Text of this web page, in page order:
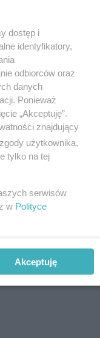
dostęp i
identyfikatory,
odbiorców oraz
danych
Ponieważ
„Akceptuję”.
znajdujący
użytkownika,
tylko na tej
serwisów
w Polityce
Akceptuję